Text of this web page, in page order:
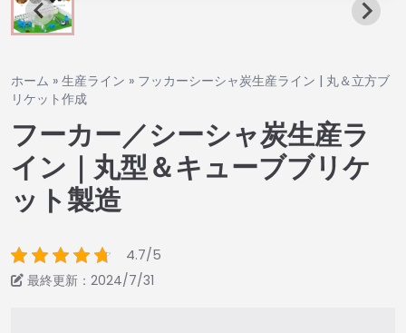
ホーム » 生産ライン » フッカーシーシャ炭生産ライン | 丸＆立方ブ
リケット作成
フーカー／シーシャ炭生産ラ
イン｜丸型＆キューブブリケ
ット製造
4.7/5
最終更新：2024/7/31